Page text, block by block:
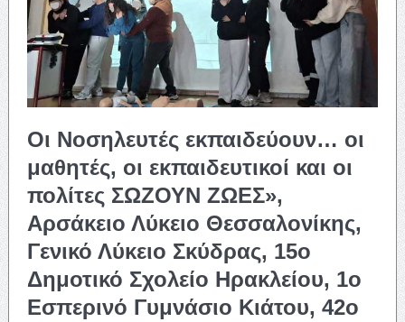
Οι Νοσηλευτές εκπαιδεύουν… οι
μαθητές, οι εκπαιδευτικοί και οι
πολίτες ΣΩΖΟΥΝ ΖΩΕΣ»,
Αρσάκειο Λύκειο Θεσσαλονίκης,
Γενικό Λύκειο Σκύδρας, 15ο
Δημοτικό Σχολείο Ηρακλείου, 1ο
Εσπερινό Γυμνάσιο Κιάτου, 42ο